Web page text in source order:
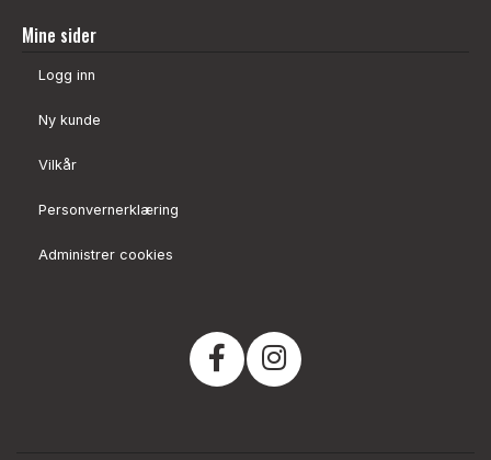
Mine sider
Logg inn
Ny kunde
Vilkår
Personvernerklæring
Administrer cookies